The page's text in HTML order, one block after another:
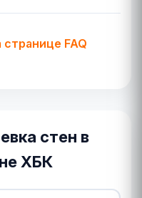
FAQ
стен в
ХБК